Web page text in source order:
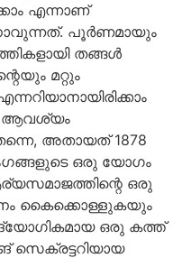
എന്നാണ്
പൂര്‍ണമായും
തങ്ങള്‍
മറ്റും
ആവശ്യം
അതായത് 1878
ഒരു യോഗം
ഒരു
കൈക്കൊള്ളുകയും
ഒരു കത്ത്